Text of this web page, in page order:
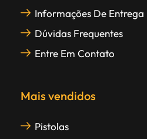
Informações De Entrega
Dúvidas Frequentes
Entre Em Contato
Mais vendidos
Pistolas